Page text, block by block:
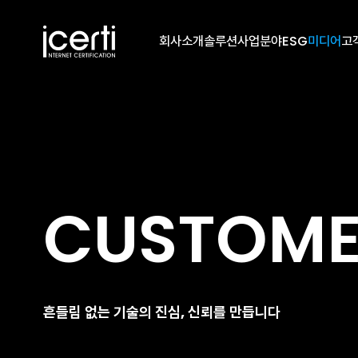
회사소개솔루션사업분야ESG미디어고
흔들림 없는 기술의 진심, 신뢰를 만듭니다